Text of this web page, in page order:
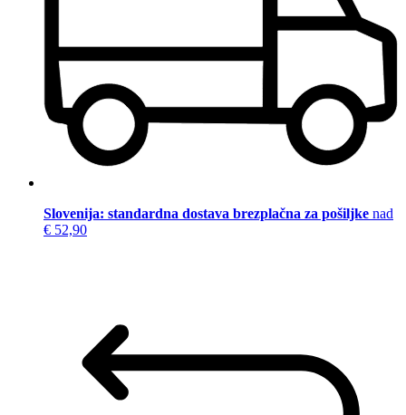
Slovenija: standardna dostava brezplačna za pošiljke nad
€ 52,90